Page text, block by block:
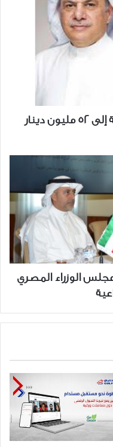
بنك بوبيان يرفع أرباحه الصافية إلى 52 مليون دينار
الوزراء المصري